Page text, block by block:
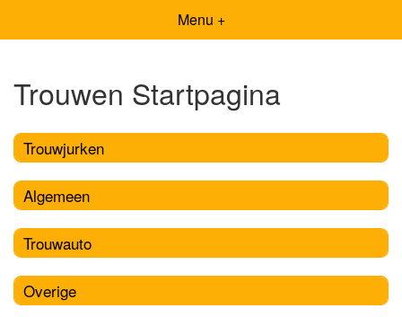
Menu +
Trouwen Startpagina
Trouwjurken
Algemeen
Trouwauto
Overige